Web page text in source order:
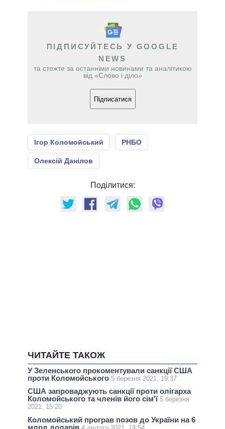
ПІДПИСУЙТЕСЬ У GOOGLE
NEWS
та стежте за останніми новинами та аналітикою
від «Слово і діло»
Підписатися
Ігор Коломойський РНБО
Олексій Данілов
Поділитися:
ЧИТАЙТЕ ТАКОЖ
У Зеленського прокоментували санкції США
проти Коломойського 5 березня 2021, 19:37
США запроваджують санкції проти олігарха
Коломойського та членів його сім'ї 5 березня
2021, 15:20
Коломойський програв позов до України на 6
млрд доларів